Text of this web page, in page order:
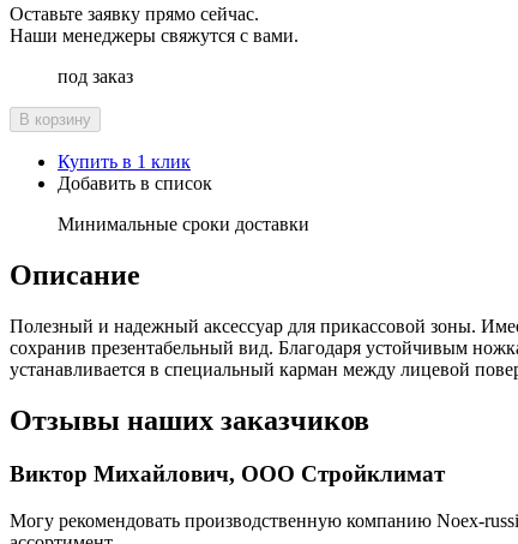
Оставьте заявку прямо сейчас.
Наши менеджеры свяжутся с вами.
под заказ
В корзину
Купить в 1 клик
Добавить в список
Минимальные сроки доставки
Описание
Полезный и надежный аксессуар для прикассовой зоны.
сохранив презентабельный вид. Благодаря устойчивым
устанавливается в специальный карман между лицевой
Отзывы наших заказчиков
Виктор Михайлович, ООО Стройклимат
Могу рекомендовать производственную компанию Noex-